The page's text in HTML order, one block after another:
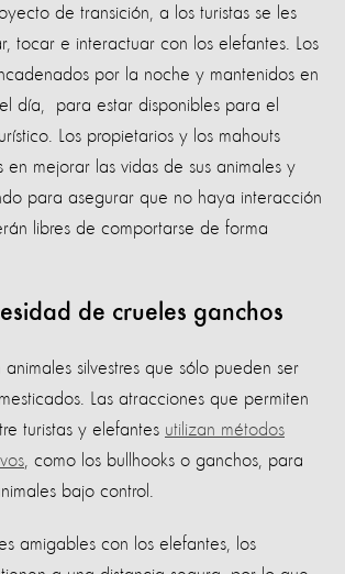
de transición, a los turistas se les
tocar e interactuar con los elefantes. Los
por la noche y mantenidos en
día, para estar disponibles para el
Los propietarios y los mahouts
en mejorar las vidas de sus animales y
para asegurar que no haya interacción
libres de comportarse de forma
de crueles ganchos
animales silvestres que sólo pueden ser
Las atracciones que permiten
turistas y elefantes utilizan métodos
, como los bullhooks o ganchos, para
bajo control.
amigables con los elefantes, los